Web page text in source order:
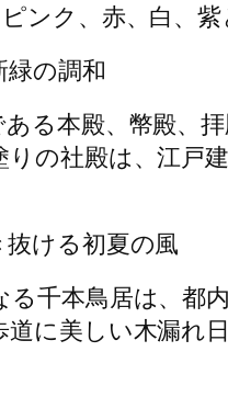
ンク、赤、白、
緑の調和
ある本殿、幣殿、
りの社殿は、江戸
抜ける初夏の風
る千本鳥居は、都
に美しい木漏れ